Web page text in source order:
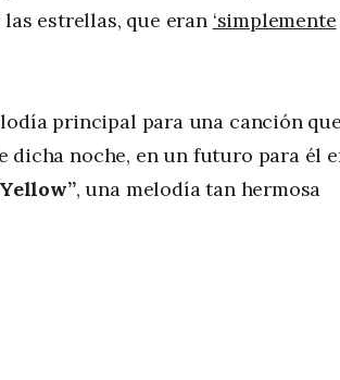
estrellas, que eran ‘simplemente
principal para una canción
dicha noche, en un futuro para él
, una melodía tan hermosa